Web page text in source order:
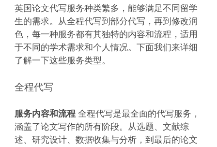
英国论文代写服务种类繁多，能够满足不同留学
生的需求。从全程代写到部分代写，再到修改润
色，每一种服务都有其独特的内容和流程，适用
于不同的学术需求和个人情况。下面我们来详细
了解一下这些服务类型。
全程代写
服务内容和流程 全程代写是最全面的代写服务，
涵盖了论文写作的所有阶段。从选题、文献综
述、研究设计、数据收集与分析，到最后的论文